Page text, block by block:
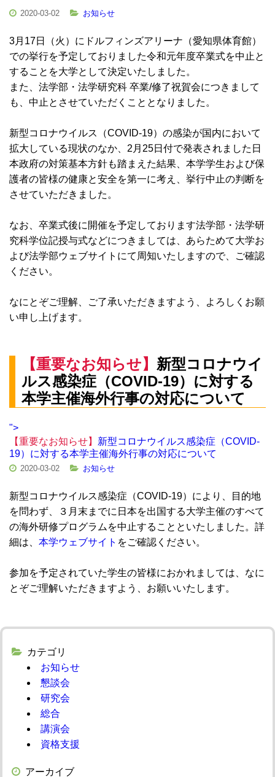
2020-03-02 お知らせ
3月17日（火）にドルフィンズアリーナ（愛知県体育館）
での挙行を予定しておりました令和元年度卒業式を中止と
することを大学として決定いたしました。
また、法学部・法学研究科 卒業/修了祝賀会につきまして
も、中止とさせていただくこととなりました。
新型コロナウイルス（COVID-19）の感染が国内において
拡大している現状のなか、2月25日付で発表されました日
本政府の対策基本方針も踏まえた結果、本学学生および保
護者の皆様の健康と安全を第一に考え、挙行中止の判断を
させていただきました。
なお、卒業式後に開催を予定しております法学部・法学研
究科学位記授与式などにつきましては、あらためて大学お
よび法学部ウェブサイトにて周知いたしますので、ご確認
ください。
なにとぞご理解、ご了承いただきますよう、よろしくお願
い申し上げます。
【重要なお知らせ】 新型コロナウイ
ルス感染症（COVID-19）に対する
本学主催海外行事の対応について
">
【重要なお知らせ】 新型コロナウイルス感染症（COVID-
19）に対する本学主催海外行事の対応について
2020-03-02 お知らせ
新型コロナウイルス感染症（COVID-19）により、目的地
を問わず、３月末までに日本を出国する大学主催のすべて
の海外研修プログラムを中止することといたしました。詳
細は、 本学ウェブサイト をご確認ください。
参加を予定されていた学生の皆様におかれましては、なに
とぞご理解いただきますよう、お願いいたします。
カテゴリ
お知らせ
懇談会
研究会
総合
講演会
資格支援
アーカイブ